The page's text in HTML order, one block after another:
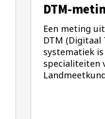
DTM-
Een meting
DTM (Digitaal
systematiek is
specialiteiten